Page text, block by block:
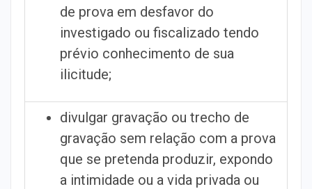
de prova em desfavor do
investigado ou fiscalizado tendo
prévio conhecimento de sua
ilicitude;
divulgar gravação ou trecho de
gravação sem relação com a prova
que se pretenda produzir, expondo
a intimidade ou a vida privada ou